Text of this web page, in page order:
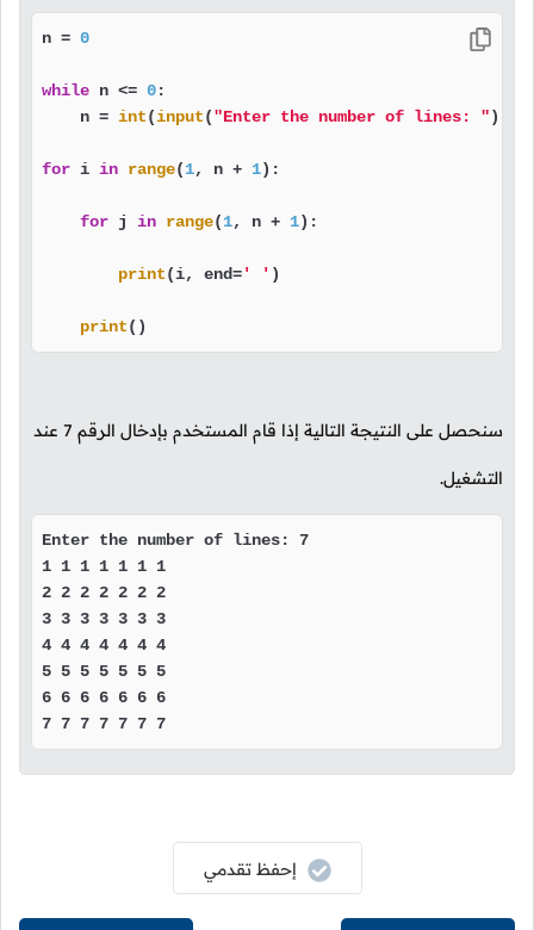
n = 0
while n <= 0:
    n =
int(input("Enter the number of lines: "))
for i in range(1, n + 1):
for j in range(1, n + 1):
print(i, end=' ' )
print()
سنحصل على النتيجة التالية إذا قام المستخدم بإدخال الرقم 7 عند
التشغيل.
Enter the number of lines: 7
1 1 1 1 1 1 1
2 2 2 2 2 2 2
3 3 3 3 3 3 3
4 4 4 4 4 4 4
5 5 5 5 5 5 5
6 6 6 6 6 6 6
7 7 7 7 7 7 7
إحفظ تقدمي